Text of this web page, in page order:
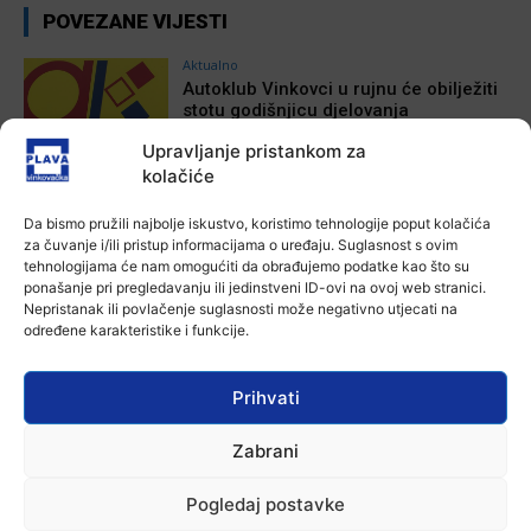
Upravljanje pristankom za
kolačiće
Da bismo pružili najbolje iskustvo, koristimo tehnologije poput kolačića
za čuvanje i/ili pristup informacijama o uređaju. Suglasnost s ovim
tehnologijama će nam omogućiti da obrađujemo podatke kao što su
ponašanje pri pregledavanju ili jedinstveni ID-ovi na ovoj web stranici.
Nepristanak ili povlačenje suglasnosti može negativno utjecati na
određene karakteristike i funkcije.
Prihvati
Zabrani
Pogledaj postavke
POVEZANE VIJESTI
Aktualno
Autoklub Vinkovci u rujnu će obilježiti
stotu godišnjicu djelovanja
Za dva tjedna započinje još jedna
Divlja liga
7 kolovoza, 2026
Aktualno
7 kolovoza, 2026
Aktualno
plovidba na Dunavu